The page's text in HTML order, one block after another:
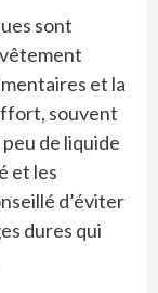
sont
et la
souvent
de liquide
et les
d’éviter
dures qui